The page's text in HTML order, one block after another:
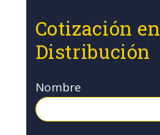
Cotización en
Distribución
Nombre